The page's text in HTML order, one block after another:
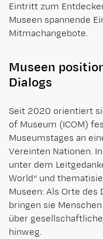
Eintritt zum
Museen spannende
Mitmachangebote.
Museen
Dialogs
Seit 2020 orientiert
of Museum (ICOM)
Museumstages an
Vereinten Nationen.
unter dem
World“ und
Museen: Als Orte des
bringen sie
über
hinweg.